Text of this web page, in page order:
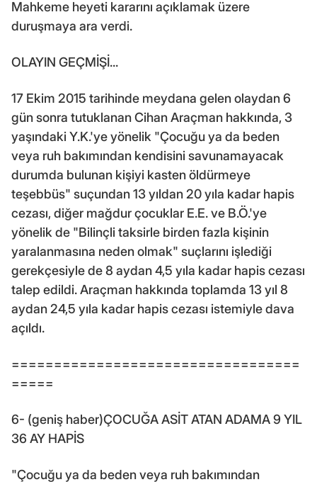
Mahkeme heyeti kararını açıklamak üzere
duruşmaya ara verdi.
OLAYIN GEÇMİŞİ...
17 Ekim 2015 tarihinde meydana gelen olaydan 6
gün sonra tutuklanan Cihan Araçman hakkında, 3
yaşındaki Y.K.'ye yönelik "Çocuğu ya da beden
veya ruh bakımından kendisini savunamayacak
durumda bulunan kişiyi kasten öldürmeye
teşebbüs" suçundan 13 yıldan 20 yıla kadar hapis
cezası, diğer mağdur çocuklar E.E. ve B.Ö.'ye
yönelik de "Bilinçli taksirle birden fazla kişinin
yaralanmasına neden olmak" suçlarını işlediği
gerekçesiyle de 8 aydan 4,5 yıla kadar hapis cezası
talep edildi. Araçman hakkında toplamda 13 yıl 8
aydan 24,5 yıla kadar hapis cezası istemiyle dava
açıldı.
==================================
=====
6- (geniş haber)ÇOCUĞA ASİT ATAN ADAMA 9 YIL
36 AY HAPİS
"Çocuğu ya da beden veya ruh bakımından